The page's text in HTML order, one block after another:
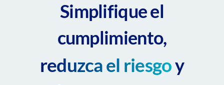
Simplifique el
cumplimiento,
reduzca el riesgoy